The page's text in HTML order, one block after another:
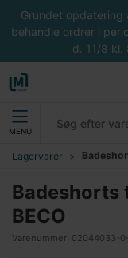
Grundet
behandle ordrer i
d. 11/8 kl.
MENU
Lagervarer
Badeshorts
BECO
Varenummer: 02044033-